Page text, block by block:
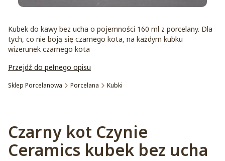
Kubek do kawy bez ucha o pojemności 160 ml z porcelany. Dla
tych, co nie boją się czarnego kota, na każdym kubku
wizerunek czarnego kota
Przejdź do pełnego opisu
Sklep Porcelanowa Porcelana Kubki
Czarny kot Czynie
Ceramics kubek bez ucha